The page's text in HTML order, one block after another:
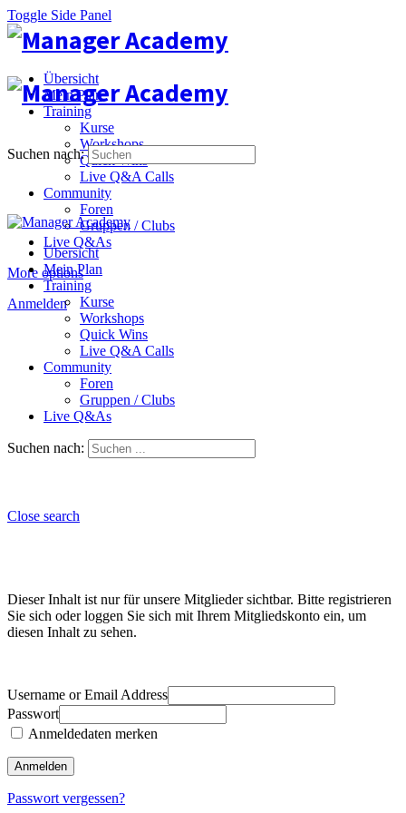
Toggle Side Panel
Übersicht
Mein Plan
Training
Kurse
Workshops
Quick Wins
Live Q&A Calls
Community
Foren
Gruppen / Clubs
Live Q&As
More options
Anmelden
Suchen nach:
Übersicht
Mein Plan
Training
Kurse
Workshops
Quick Wins
Live Q&A Calls
Community
Foren
Gruppen / Clubs
Live Q&As
Suchen nach:
Close search
Dieser Inhalt ist nur für unsere Mitglieder sichtbar. Bitte registrieren
Sie sich oder loggen Sie sich mit Ihrem Mitgliedskonto ein, um
diesen Inhalt zu sehen.
Username or Email Address
Passwort
Anmeldedaten merken
Passwort vergessen?